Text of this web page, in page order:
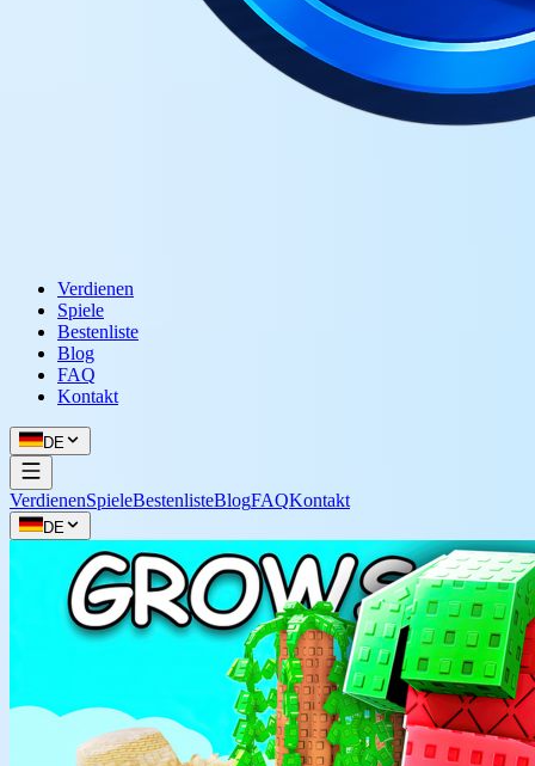
Verdienen
Spiele
Bestenliste
Blog
FAQ
Kontakt
DE
VerdienenSpieleBestenlisteBlogFAQKontakt
DE